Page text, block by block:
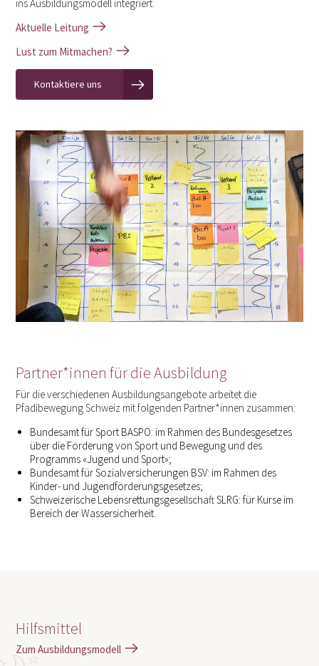
ins Ausbildungsmodell integriert.
Aktuelle Leitung
Lust zum Mitmachen?
Kontaktiere uns
Partner*innen für die Ausbildung
Für die verschiedenen Ausbildungsangebote arbeitet die
Pfadibewegung Schweiz mit folgenden Partner*innen zusammen:
Bundesamt für Sport BASPO: im Rahmen des Bundesgesetzes
über die Förderung von Sport und Bewegung und des
Programms «Jugend und Sport»;
Bundesamt für Sozialversicherungen BSV: im Rahmen des
Kinder- und Jugendförderungsgesetzes;
Schweizerische Lebensrettungsgesellschaft SLRG: für Kurse im
Bereich der Wassersicherheit.
Hilfsmittel
Zum Ausbildungsmodell